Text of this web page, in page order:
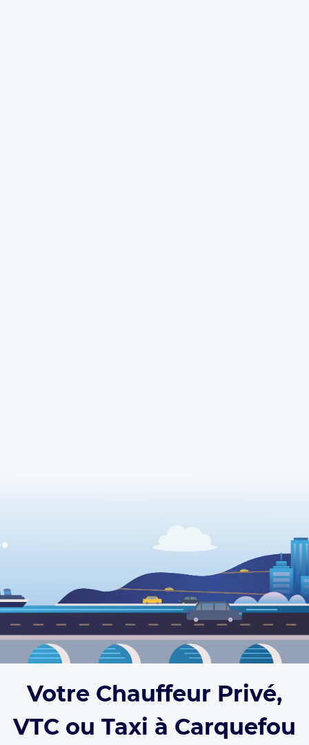
Votre Chauffeur Privé,
VTC ou Taxi à Carquefou